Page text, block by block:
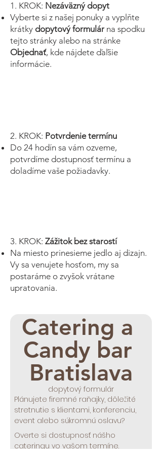
1. KROK: Nezáväzný dopyt
Vyberte si z našej ponuky a vyplňte
krátky dopytový formulár na spodku
tejto stránky alebo na stránke
Objednať, kde nájdete ďaľšie
informácie.
2. KROK: Potvrdenie termínu
Do 24 hodín sa vám ozveme,
potvrdíme dostupnosť termínu a
doladíme vaše požiadavky.
3. KROK: Zážitok bez starostí
Na miesto prinesieme jedlo aj dizajn.
Vy sa venujete hosťom, my sa
postaráme o zvyšok vrátane
upratovania.
Catering a
Candy bar
Bratislava
dopytový formulár
Plánujete firemné raňajky, dôležité
stretnutie s klientami, konferenciu,
Overte si dostupnosť nášho
cateringu vo vašom termíne.